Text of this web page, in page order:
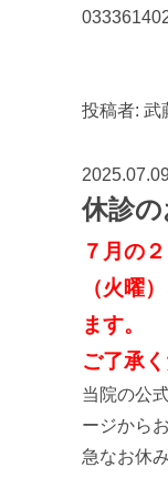
投稿者: 武
休診
７月の
（火曜
ます。
ご了承く
当院の公
ージから
急なお休